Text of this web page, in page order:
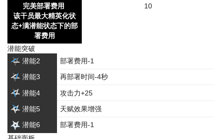
完美部署费用
该干员最大精英化状
态+满潜能状态下的部
署费用
10
潜能突破
潜能2
部署费用-1
潜能3 再部署时间-4秒
潜能4 攻击力+25
潜能5 天赋效果增强
潜能6
部署费用-1